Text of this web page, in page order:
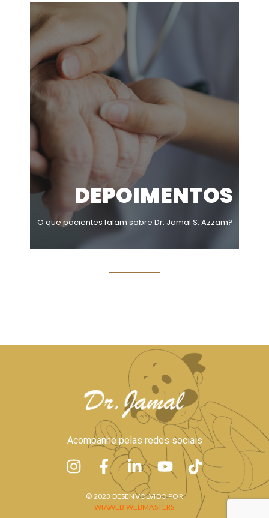
DEPOIMENTOS
O que pacientes falam sobre Dr. Jamal S. Azzam?
Acompanhe pelas redes sociais
© 2023 DESENVOLVIDO POR
WIAWEB WEBMASTERS